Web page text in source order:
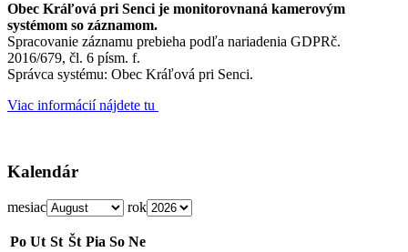
Obec Kráľová pri Senci je monitorovnaná kamerovým
systémom so záznamom.
Spracovanie záznamu prebieha podľa nariadenia GDPRč.
2016/679, čl. 6 písm. f.
Správca systému: Obec Kráľová pri Senci.
Viac informácií nájdete tu
Kalendár
mesiac rok
Po Ut St Št Pia So Ne